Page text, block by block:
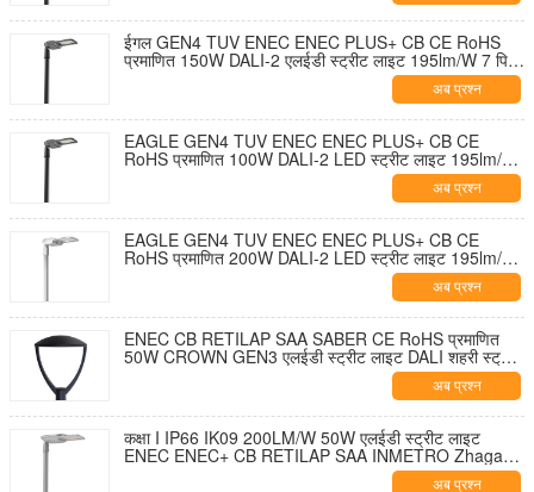
ईगल GEN4 TUV ENEC ENEC PLUS+ CB CE RoHS
प्रमाणित 150W DALI-2 एलईडी स्ट्रीट लाइट 195lm/W 7 पिन
NEMA सॉकेट शॉर्टिंग कैप और 10KV SPD के साथ टूल-फ्री
अब प्रश्न
EAGLE GEN4 TUV ENEC ENEC PLUS+ CB CE
RoHS प्रमाणित 100W DALI-2 LED स्ट्रीट लाइट 195lm/W
7 पिन NEMA सॉकेट शॉर्टिंग कैप और 10KV SPD के साथ टूल-
अब प्रश्न
EAGLE GEN4 TUV ENEC ENEC PLUS+ CB CE
RoHS प्रमाणित 200W DALI-2 LED स्ट्रीट लाइट 195lm/W
7 पिन NEMA सॉकेट शॉर्टिंग कैप और 10KV SPD के साथ टूल-
अब प्रश्न
ENEC CB RETILAP SAA SABER CE RoHS प्रमाणित
50W CROWN GEN3 एलईडी स्ट्रीट लाइट DALI शहरी स्ट्रीट
लाइट गार्डन लाइट INMETRO IP66 आउटडोर टूल-फ्री ओपनिंग
अब प्रश्न
कक्षा I IP66 IK09 200LM/W 50W एलईडी स्ट्रीट लाइट
ENEC ENEC+ CB RETILAP SAA INMETRO Zhaga-
D4i प्रमाणित 10 साल की वारंटी सार्वजनिक प्रकाश व्यवस्था स्वयं
अब प्रश्न